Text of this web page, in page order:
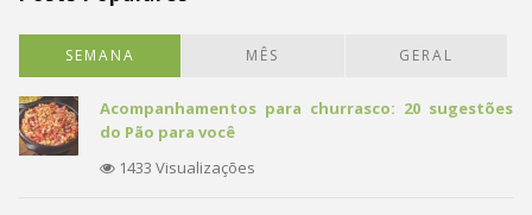
SEMANA MÊS GERAL
Acompanhamentos para churrasco: 20 sugestões
do Pão para você
1433 Visualizações